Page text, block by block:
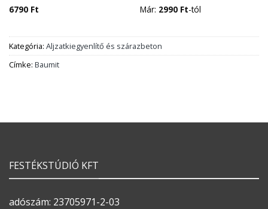
6790 Ft Már: 2990 Ft-tól
Kategória: Aljzatkiegyenlítő és szárazbeton
Címke: Baumit
FESTÉKSTÚDIÓ KFT
adószám: 23705971-2-03